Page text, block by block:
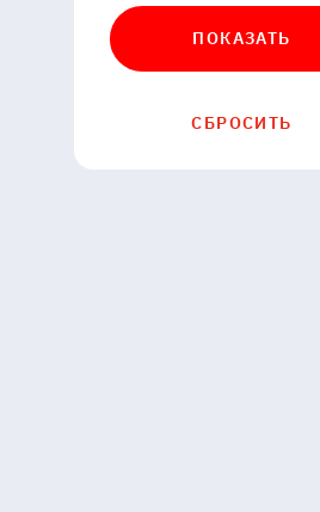
ПОКАЗАТЬ
СБРОСИТЬ